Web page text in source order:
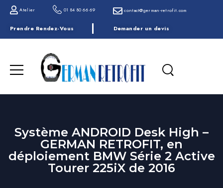
Atelier 01 84 80 66 69 contact@german-retrofit.com
Prendre Rendez-Vous Demander un devis
Système ANDROID Desk High –
GERMAN RETROFIT, en
déploiement BMW Série 2 Active
Tourer 225iX de 2016